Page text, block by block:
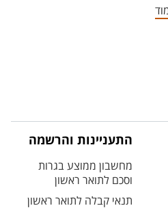
התעניינות והרשמה
מחשבון ממוצע בגרות
וסכם לתואר ראשון
תנאי קבלה לתואר ראשון